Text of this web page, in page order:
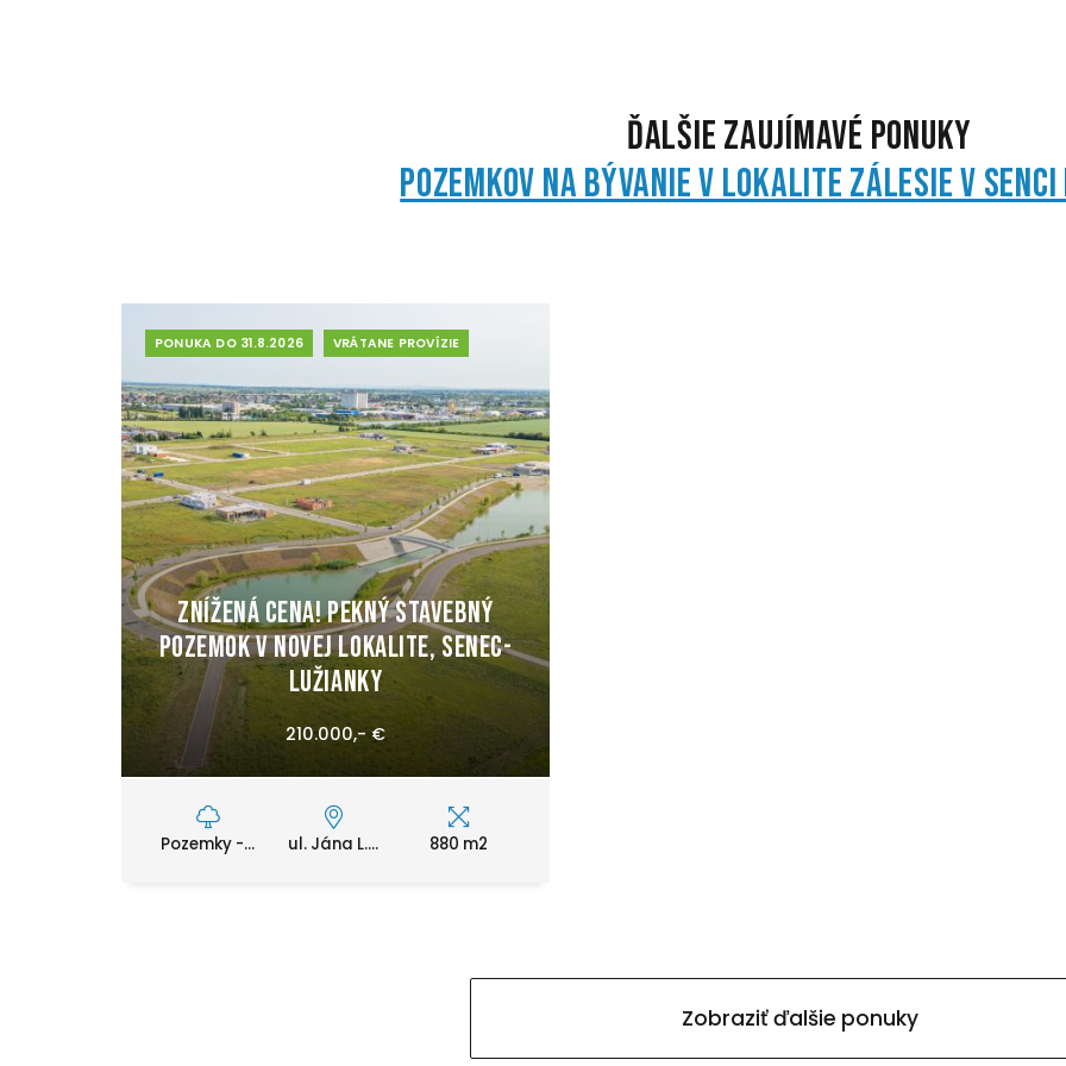
Ďalšie zaujímavé ponuky
pozemkov na bývanie v lokalite Zálesie v
PONUKA DO 31.8.2026 VRÁTANE PROVÍZIE
Znížená cena! Pekný stavebný
pozemok v novej lokalite, Senec-
Lužianky
210.000,- €
Pozemky -... ul. Jána L.... 880 m2
Zobraziť ďalšie ponuky